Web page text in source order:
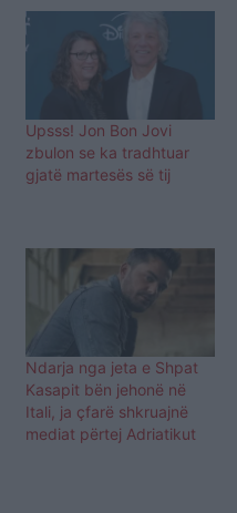
Upsss! Jon Bon Jovi
zbulon se ka tradhtuar
gjatë martesës së tij
Ndarja nga jeta e Shpat
Kasapit bën jehonë në
Itali, ja çfarë shkruajnë
mediat përtej Adriatikut